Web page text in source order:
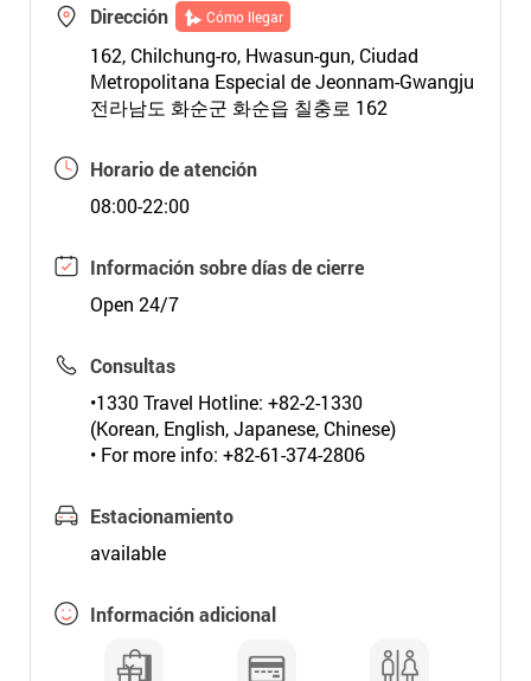
Dirección Cómo llegar
162, Chilchung-ro, Hwasun-gun, Ciudad
Metropolitana Especial de Jeonnam-Gwangju
전라남도 화순군 화순읍 칠충로 162
Horario de atención
08:00-22:00
Información sobre días de cierre
Open 24/7
Consultas
•1330 Travel Hotline: +82-2-1330
(Korean, English, Japanese, Chinese)
• For more info: +82-61-374-2806
Estacionamiento
available
Información adicional